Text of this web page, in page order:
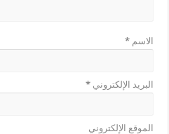
الاسم*
البريد الإلكتروني*
الموقع الإلكتروني